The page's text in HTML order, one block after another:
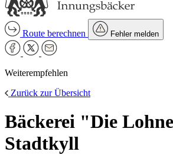
Route berechnen Fehler melden
Weiterempfehlen
Zurück zur Übersicht
Bäckerei "Die
Stadtkyll